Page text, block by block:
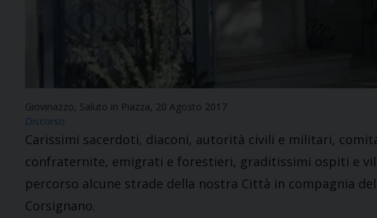
Giovinazzo, Saluto in Piazza, 20 Agosto 2017
Discorso
Carissimi sacerdoti, diaconi, autorità civili e militari,
confraternite, emigrati e forestieri, graditissimi ospiti e
percorso alcune strade della nostra Città in compagnia
Corsignano.